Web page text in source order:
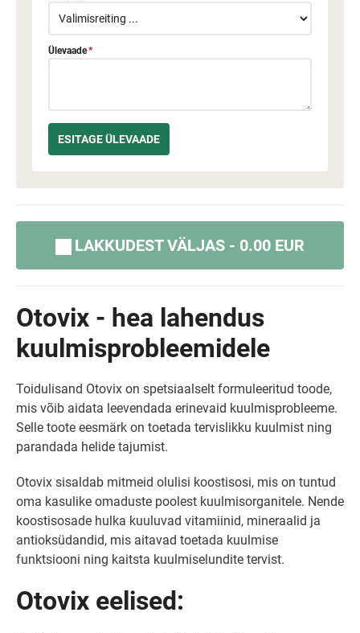
Ülevaade*
LAKKUDEST VÄLJAS - 0.00 EUR
Otovix - hea lahendus
kuulmisprobleemidele
Toidulisand Otovix on spetsiaalselt formuleeritud toode,
mis võib aidata leevendada erinevaid kuulmisprobleeme.
Selle toote eesmärk on toetada tervislikku kuulmist ning
parandada helide tajumist.
Otovix sisaldab mitmeid olulisi koostisosi, mis on tuntud
oma kasulike omaduste poolest kuulmisorganitele. Nende
koostisosade hulka kuuluvad vitamiinid, mineraalid ja
antioksüdandid, mis aitavad toetada kuulmise
funktsiooni ning kaitsta kuulmiselundite tervist.
Otovix eelised: